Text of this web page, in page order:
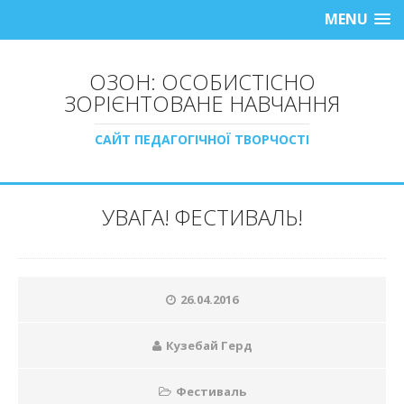
MENU
ОЗОН: ОСОБИСТІСНО
ЗОРІЄНТОВАНЕ НАВЧАННЯ
САЙТ ПЕДАГОГІЧНОЇ ТВОРЧОСТІ
УВАГА! ФЕСТИВАЛЬ!
26.04.2016
Кузебай Герд
Фестиваль